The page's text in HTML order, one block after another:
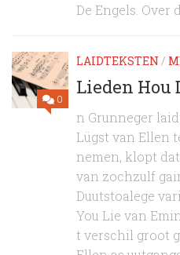
De Engels. Over
0
LAIDTEKSTEN /
Lieden Hou
n Grunneger
Lügst van Ellen
nemen, klopt
van zochzulf
Duutstoalege
You Lie van
t verschil groot